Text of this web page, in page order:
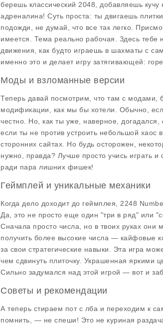
берешь классический 2048, добавляешь
адреналина! Суть проста: ты двигаешь
подожди, не думай, что все так легко.
имеется. Тема реально рабочая. Здесь тебе
движения, как будто играешь в шахматы с
именно это и делает игру затягивающей:
Моды и взломанные версии
Теперь давай посмотрим, что там с модами,
модификации, как мы бы хотели. Обычно,
честно. Но, как ты уже, наверное,
если ты не против устроить небольшой хаос
сторонних сайтах. Но будь осторожен,
нужно, правда? Лучше просто учись играть
ради пара лишних фишек!
Геймплей и уникальные механики
Когда дело доходит до геймплея, 2248
Да, это не просто еще один "три в ряд" или
Сначала просто числа, но в твоих руках они
получить более высокие числа — кайфовые
за свои стратегические навыки. Эта игра
чем сдвинуть плиточку. Украшенная яркими
Сильно задумался над этой игрой — вот и
Советы и рекомендации
А теперь стираем пот с лба и переходим к
помнить, — не спеши! Это не куриная